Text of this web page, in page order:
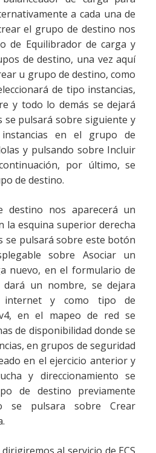
a cada una de
el grupo de destino nos
de Equilibrador de carga y
de destino, una vez aquí
u grupo de destino, como
de tipo instancias,
y todo lo demás se dejará
se pulsará sobre siguiente y
en el grupo de
y pulsando sobre Incluir
por último, se
de destino.
destino nos aparecerá un
la esquina superior derecha
se pulsará sobre este botón
sobre Asociar un
nuevo, en el formulario de
un nombre, se dejara
internet y como tipo de
en el mapeo de red se
de disponibilidad donde se
en grupos de seguridad
en el ejercicio anterior y
y direccionamiento se
de destino previamente
se pulsara sobre Crear